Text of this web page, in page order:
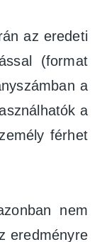
az eredeti
(format
a
a
férhet
nem
eredményre